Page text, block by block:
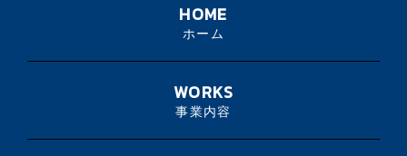
HOME
ホーム
WORKS
事業内容